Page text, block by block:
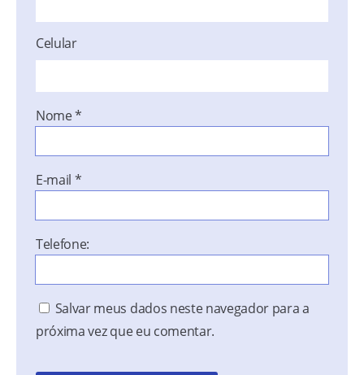
Celular
Nome*
E-mail *
Telefone:
Salvar meus dados neste navegador para a
próxima vez que eu comentar.